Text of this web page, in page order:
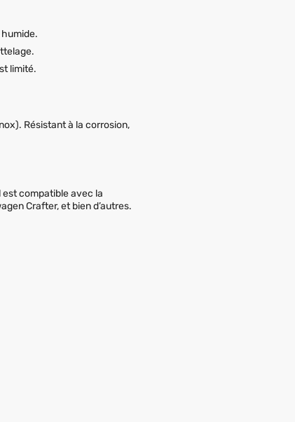
limité.
Résistant à la corrosion,
est compatible avec la
Crafter, et bien d’autres.